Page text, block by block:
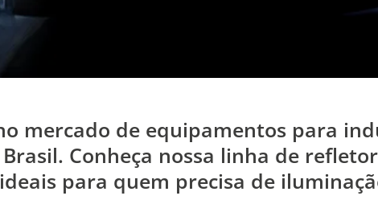
mercado de equipamentos para
Conheça nossa linha de
ideais para quem precisa de